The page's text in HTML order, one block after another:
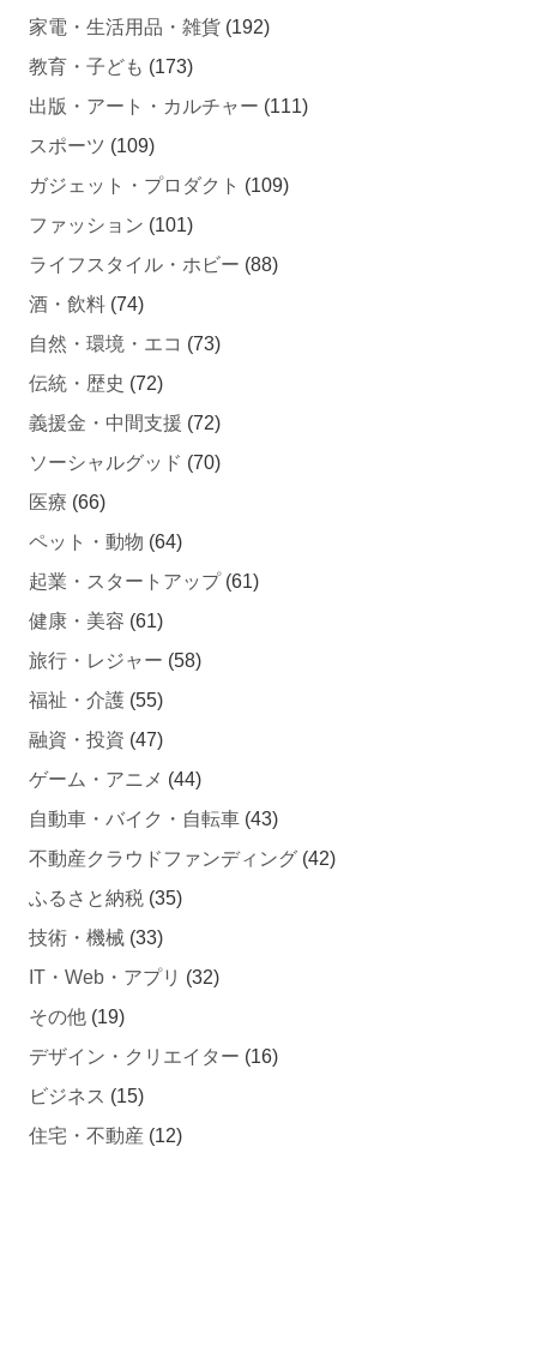
家電・生活用品・雑貨 (192)
教育・子ども (173)
出版・アート・カルチャー (111)
スポーツ (109)
ガジェット・プロダクト (109)
ファッション (101)
ライフスタイル・ホビー (88)
酒・飲料 (74)
自然・環境・エコ (73)
伝統・歴史 (72)
義援金・中間支援 (72)
ソーシャルグッド (70)
医療 (66)
ペット・動物 (64)
起業・スタートアップ(61)
健康・美容 (61)
旅行・レジャー (58)
福祉・介護 (55)
融資・投資 (47)
ゲーム・アニメ (44)
自動車・バイク・自転車 (43)
不動産クラウドファンディング (42)
ふるさと納税 (35)
技術・機械 (33)
IT・Web・アプリ (32)
その他 (19)
デザイン・クリエイター (16)
ビジネス (15)
住宅・不動産 (12)